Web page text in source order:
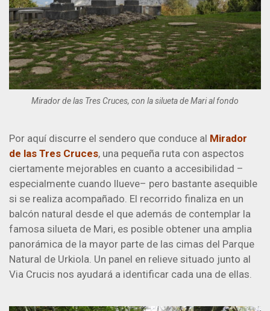
Mirador de las Tres Cruces, con la silueta de Mari al fondo
Por aquí discurre el sendero que conduce al Mirador
de las Tres Cruces, una pequeña ruta con aspectos
ciertamente mejorables en cuanto a accesibilidad –
especialmente cuando llueve– pero bastante asequible
si se realiza acompañado. El recorrido finaliza en un
balcón natural desde el que además de contemplar la
famosa silueta de Mari, es posible obtener una amplia
panorámica de la mayor parte de las cimas del Parque
Natural de Urkiola. Un panel en relieve situado junto al
Via Crucis nos ayudará a identificar cada una de ellas.